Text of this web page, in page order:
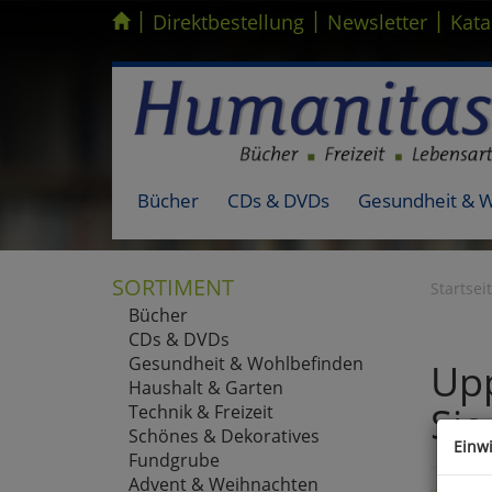
Kompletten Head der Seite überspringen
| Direktbestellung | Newsletter |
Bücher CDs & DVDs Gesundheit &
SORTIMENT
Bücher
CDs & DVDs
Gesundheit & Wohlbefinden
Haushalt & Garten
Technik & Freizeit
Schönes & Dekoratives
Fundgrube
Advent & Weihnachten